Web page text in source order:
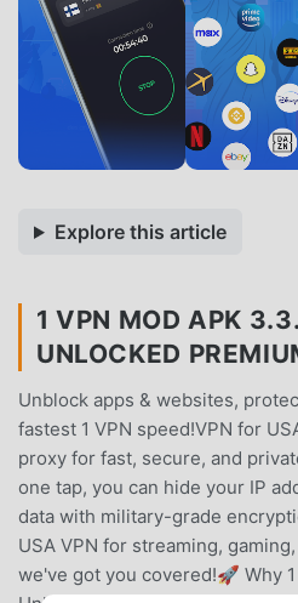
Explore this article
1 VPN MOD APK
UNLOCKED
Unblock apps & websites,
fastest 1 VPN speed!VPN for
proxy for fast, secure, and
one tap, you can hide your IP
data with military-grade
USA VPN for streaming,
we've got you covered!🚀 Why